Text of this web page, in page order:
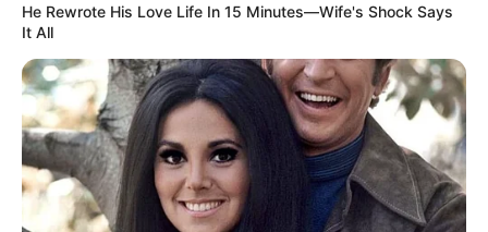
He Rewrote His Love Life In 15 Minutes—Wife's Shock Says
It All